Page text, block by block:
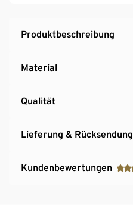
Produktbeschreibung
Material
Qualität
Lieferung & Rücksendung
Kundenbewertungen